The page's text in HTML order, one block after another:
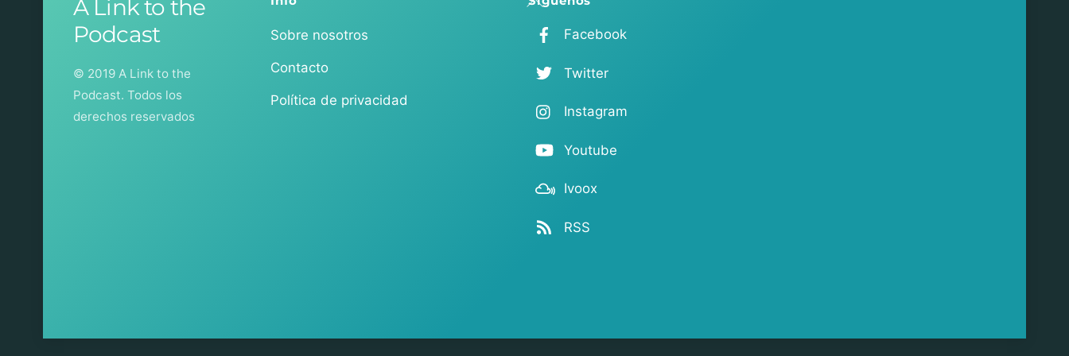
Top
A Link to the
Podcast
© 2019 A Link to the
Podcast. Todos los
derechos reservados
Sobre nosotros
Contacto
Política de privacidad
Facebook
Twitter
Instagram
Youtube
Ivoox
RSS